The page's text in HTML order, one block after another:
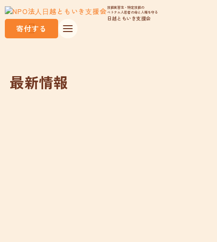
技能実習生・特定技能の
ベトナム人若者の命と人権を守る
日越ともいき支援会
寄付する
最新情報